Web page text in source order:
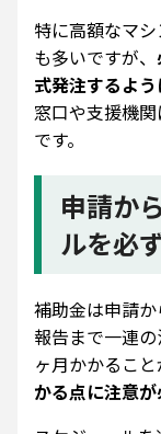
特に高額なマ
も多いですが、
式発注するよう
窓口や支援機
です。
申請か
ルを必
補助金は申請
報告まで一連
ヶ月かかること
かる点に注意